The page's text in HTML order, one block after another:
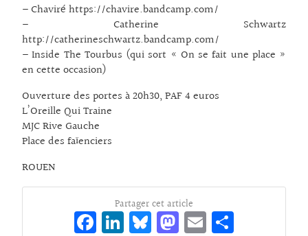
– Chaviré https://chavire.bandcamp.com/
– Catherine Schwartz
http://catherineschwartz.bandcamp.com/
– Inside The Tourbus (qui sort « On se fait une place »
en cette occasion)
Ouverture des portes à 20h30, PAF 4 euros
L’Oreille Qui Traine
MJC Rive Gauche
Place des faïenciers
ROUEN
Partager cet article
Fa Li Bl M E